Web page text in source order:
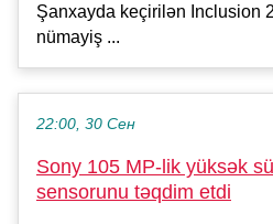
Şanxayda keçirilən Inclusion
nümayiş ...
22:00, 30 Сен
Sony 105 MP-lik yüksək
sensorunu təqdim etdi